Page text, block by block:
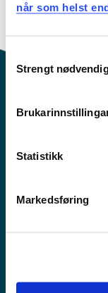
når som helst
Consent
Selection
Strengt
Statistikk
Markedsføring